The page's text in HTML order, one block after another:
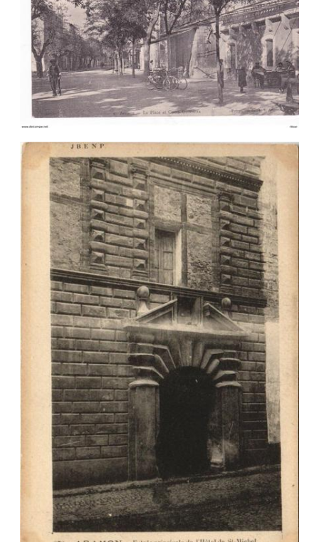
Veuillez patienter, nous
chargeons les cartes postales
…